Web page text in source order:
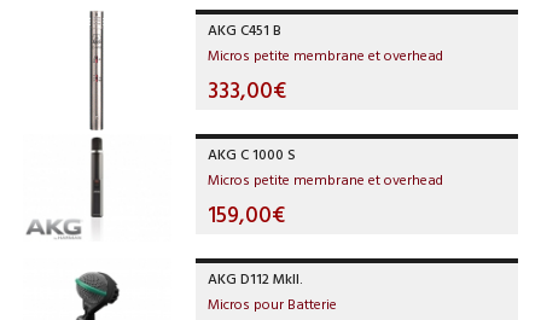
AKG C451 B
Micros petite membrane et overhead
333,00€
AKG C 1000 S
Micros petite membrane et overhead
159,00€
AKG D112 MkII.
Micros pour Batterie